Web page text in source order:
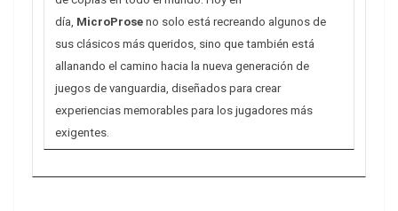
día, MicroProse no solo está recreando algunos de
sus clásicos más queridos, sino que también está
allanando el camino hacia la nueva generación de
juegos de vanguardia, diseñados para crear
experiencias memorables para los jugadores más
exigentes.